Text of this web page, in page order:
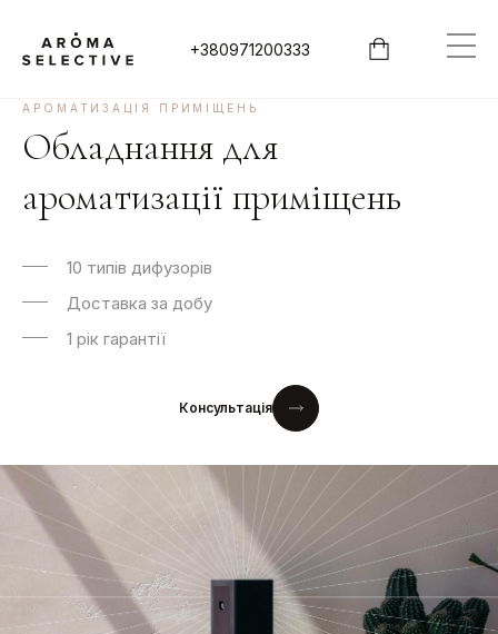
+380971200333
АРОМАТИЗАЦІЯ ПРИМІЩЕНЬ
Обладнання для
ароматизації приміщень
10 типів дифузорів
Доставка за добу
1 рік гарантії
Консультація